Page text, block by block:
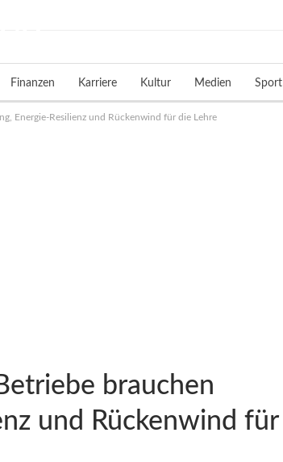
Finanzen Karriere Kultur Medien Sport
Energie-Resilienz und Rückenwind für die Lehre
brauchen
und Rückenwind für